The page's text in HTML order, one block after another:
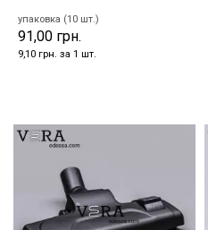
упаковка (10 шт.)
91,00 грн.
9,10 грн. за 1 шт.